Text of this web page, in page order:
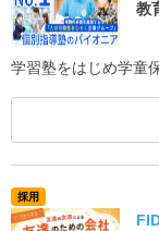
教
学習塾をはじめ学童
採用